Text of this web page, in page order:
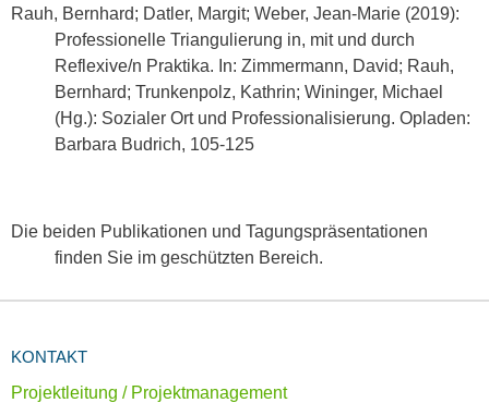
Rauh, Bernhard; Datler, Margit; Weber, Jean-Marie (2019):
Professionelle Triangulierung in, mit und durch
Reflexive/n Praktika. In: Zimmermann, David; Rauh,
Bernhard; Trunkenpolz, Kathrin; Wininger, Michael
(Hg.): Sozialer Ort und Professionalisierung. Opladen:
Barbara Budrich, 105-125
Die beiden Publikationen und Tagungspräsentationen
finden Sie im geschützten Bereich.
KONTAKT
Projektleitung / Projektmanagement